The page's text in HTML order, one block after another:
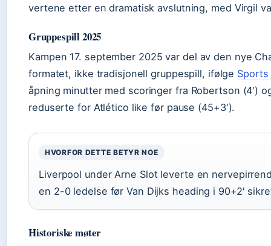
vertene etter en dramatisk avslutning, med Virgil
Gruppespill 2025
Kampen 17. september 2025 var del av den nye
formatet, ikke tradisjonell gruppespill, ifølge
åpning minutter med scoringer fra Robertson (4′)
reduserte for Atlético like før pause (45+3′).
HVORFOR DETTE BETYR NOE
Liverpool under Arne Slot leverte en
en 2-0 ledelse før Van Dijks heading i 90+2′
Historiske møter